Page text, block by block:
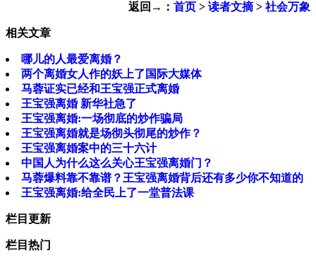
返回→： 首页 > 读者文摘> 社会万象
相关文章
哪儿的人最爱离婚？
两个离婚女人作的妖上了国际大媒体
马蓉证实已经和王宝强正式离婚
王宝强离婚 新华社急了
王宝强离婚:一场彻底的炒作骗局
王宝强离婚就是场彻头彻尾的炒作？
王宝强离婚案中的三十六计
中国人为什么这么关心王宝强离婚门？
马蓉爆料靠不靠谱？王宝强离婚背后还有多少你不知道的
王宝强离婚:给全民上了一堂普法课
栏目更新
栏目热门